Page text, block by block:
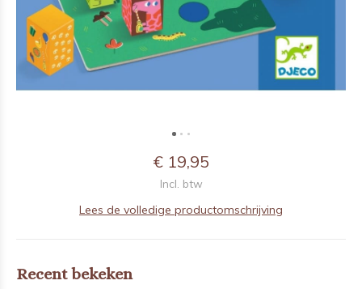
€ 19,95
Incl. btw
Lees de volledige productomschrijving
Recent bekeken